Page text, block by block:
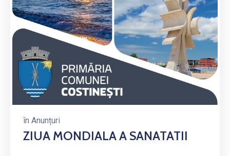
în Anunțuri
ZIUA MONDIALA A SANATATII